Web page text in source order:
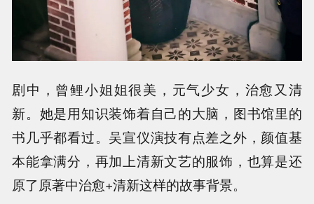
剧中，曾鲤小姐姐很美，元气少女，治愈又清
新。她是用知识装饰着自己的大脑，图书馆里的
书几乎都看过。吴宣仪演技有点差之外，颜值基
本能拿满分，再加上清新文艺的服饰，也算是还
原了原著中治愈+清新这样的故事背景。